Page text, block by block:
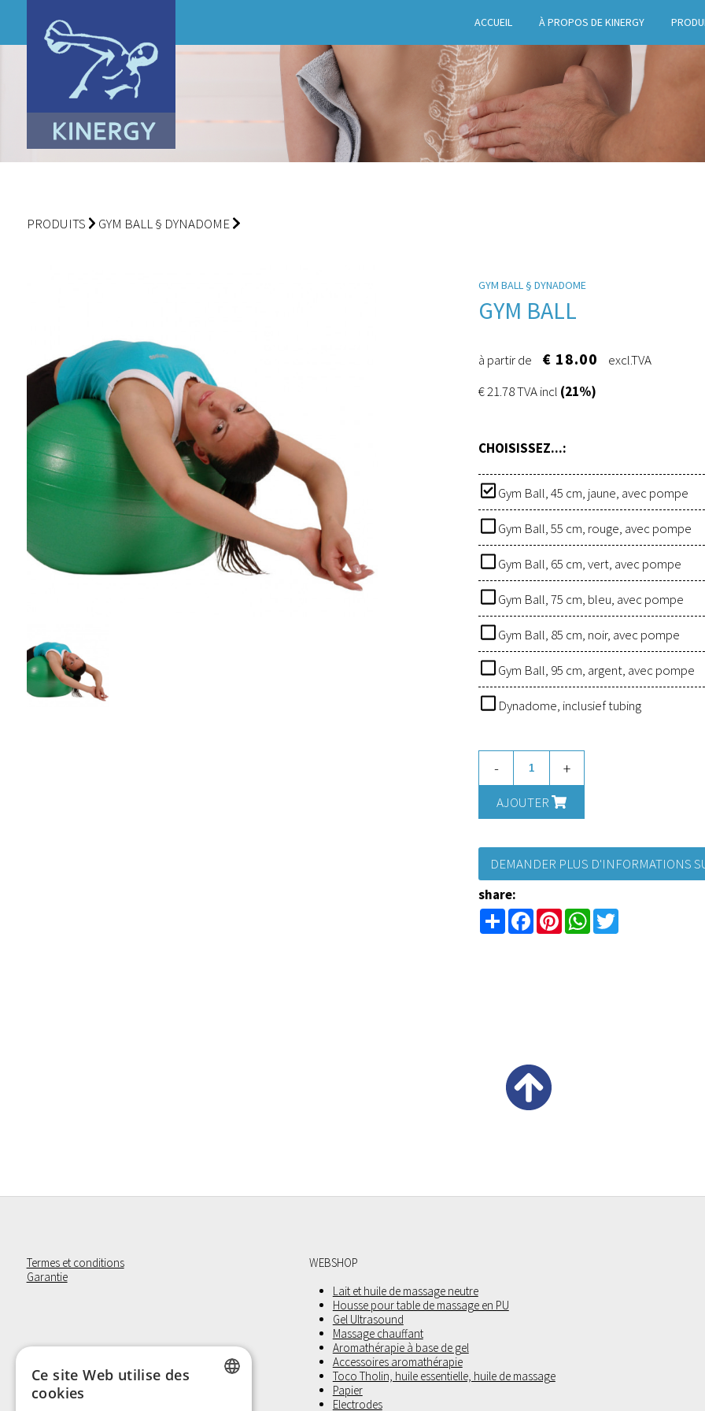
ACCUEIL À PROPOS DE KINERGY
PRODUITS GYM BALL § DYNADOME
GYM BALL § DYNADOME
GYM BALL
à partir de € 18.00
excl.TVA
€ 21.78 TVA incl (21%)
CHOISISSEZ...:
Gym Ball, 45 cm, jaune, avec pompe
Gym Ball, 55 cm, rouge, avec pompe
Gym Ball, 65 cm, vert, avec pompe
Gym Ball, 75 cm, bleu, avec pompe
Gym Ball, 85 cm, noir, avec pompe
Gym Ball, 95 cm, argent, avec pompe
Dynadome, inclusief tubing
- +
AJOUTER
DEMANDER PLUS D'INFORMATIONS
share:
ShareFacebookPinterestWhatsApp
Termes et conditions
Garantie
WEBSHOP
Lait et huile de massage neutre
Housse pour table de massage en PU
Gel Ultrasound
Massage chauffant
Aromathérapie à base de gel
Accessoires aromathérapie
Toco Tholin, huile essentielle, huile de massage
Papier
Electrodes
Ce site Web utilise des
cookies